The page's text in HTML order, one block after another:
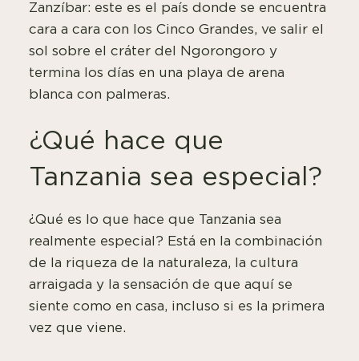
Zanzíbar: este es el país donde se encuentra
cara a cara con los Cinco Grandes, ve salir el
sol sobre el cráter del Ngorongoro y
termina los días en una playa de arena
blanca con palmeras.
¿Qué hace que
Tanzania sea especial?
¿Qué es lo que hace que Tanzania sea
realmente especial? Está en la combinación
de la riqueza de la naturaleza, la cultura
arraigada y la sensación de que aquí se
siente como en casa, incluso si es la primera
vez que viene.